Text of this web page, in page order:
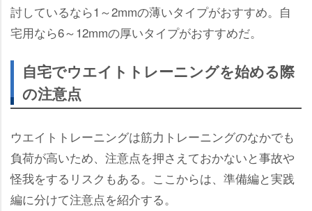
討しているなら1～2mmの薄いタイプがおすすめ。自
宅用なら6～12mmの厚いタイプがおすすめだ。
自宅でウエイトトレーニングを始める際
の注意点
ウエイトトレーニングは筋力トレーニングのなかでも
負荷が高いため、注意点を押さえておかないと事故
怪我をするリスクもある。ここからは、準備編と実践
編に分けて注意点を紹介する。